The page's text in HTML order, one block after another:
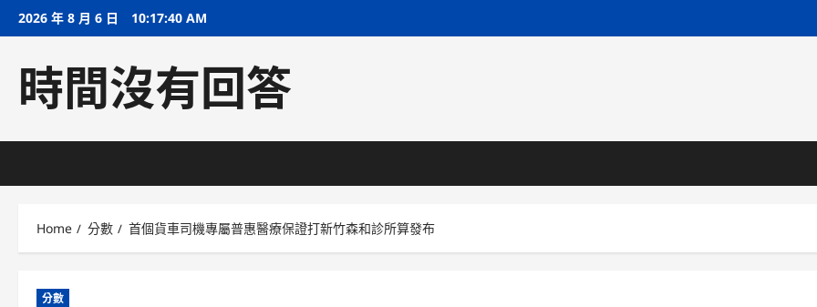
Skip2026 年 8 月 6 日 10:17:40 AM
時間沒有回答
Home 分數 首個貨車司機專屬普惠醫療保證打新竹森和診所算發布
分數